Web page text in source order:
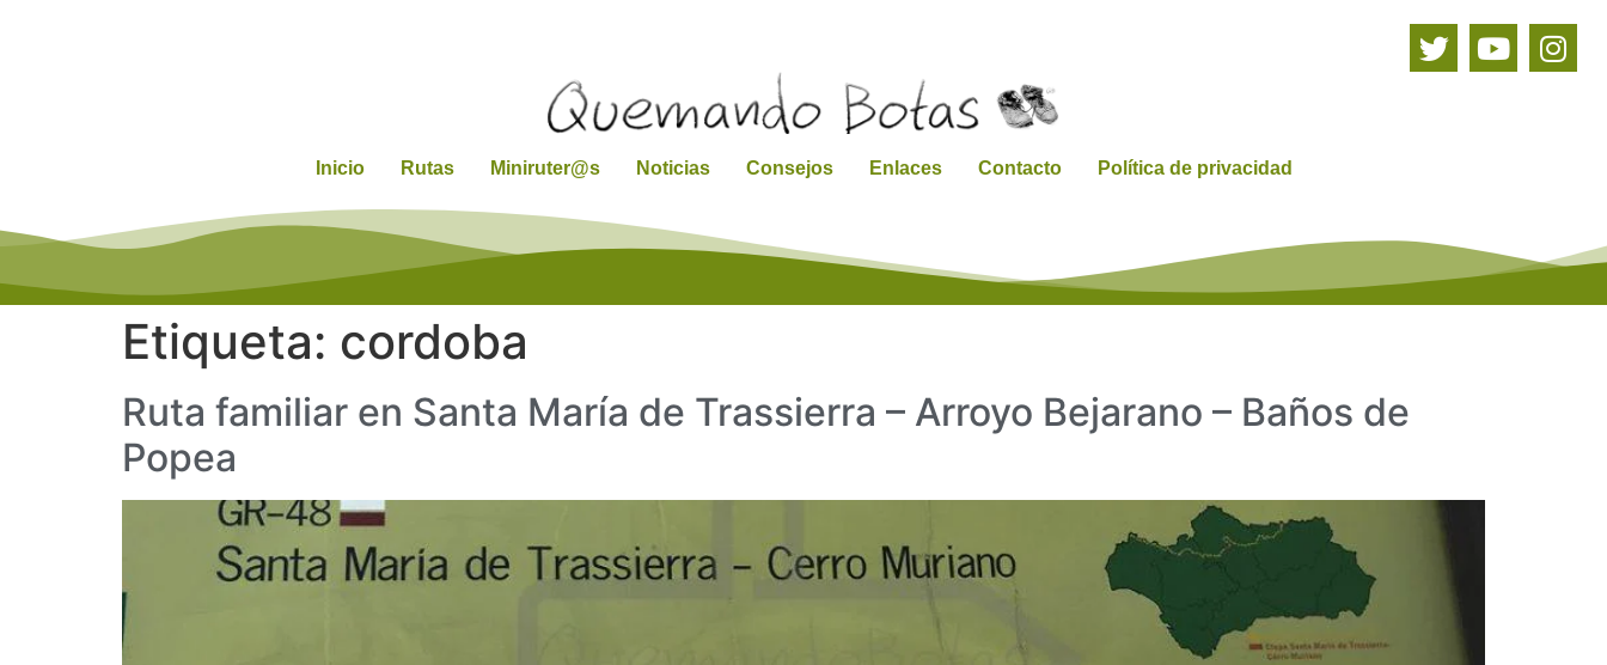
Inicio Rutas Miniruter@s Noticias Consejos Enlaces Contacto Política de privacidad
Etiqueta: cordoba
Ruta familiar en Santa María de Trassierra – Arroyo Bejarano – Baños de
Popea